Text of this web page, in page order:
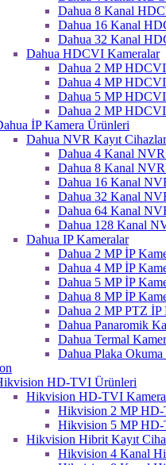
Dahua 8 Kanal
Dahua 16 Kanal
Dahua 32 Kanal
Dahua HDCVI Kameralar
Dahua 2 MP
Dahua 4 MP
Dahua 5 MP
Dahua 2 MP
İP Kamera Ürünleri
Dahua NVR Kayıt
Dahua 4 Kanal NVR
Dahua 8 Kanal NVR
Dahua 16 Kanal
Dahua 32 Kanal
Dahua 64 Kanal
Dahua 128 Kanal
Dahua IP Kameralar
Dahua 2 MP İP
Dahua 4 MP İP
Dahua 5 MP İP
Dahua 8 MP İP
Dahua 2 MP PTZ İP
Dahua Panaromik
Dahua Termal
Dahua Plaka Okuma
HD-TVI Ürünleri
Hikvision HD-TVI
Hikvision 2 MP
Hikvision 5 MP
Hikvision Hibrit Kayıt
Hikvision 4 Kanal